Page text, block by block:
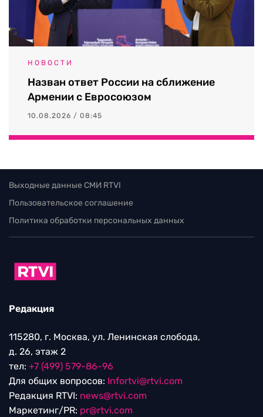
НОВОСТИ
Назван ответ России на сближение
Армении с Евросоюзом
10.08.2026 / 08:45
Выходные данные СМИ RTVI
Пользовательское соглашение
Политика обработки персональных данных
Редакция
115280, г. Москва, ул. Ленинская слобода,
д. 26, этаж 2
тел: +7 (499) 579-86-96
Для общих вопросов: Infortvi@rtvi.com
Редакция RTVI: news@rtvi.com
Маркетинг/PR: pr@rtvi.com